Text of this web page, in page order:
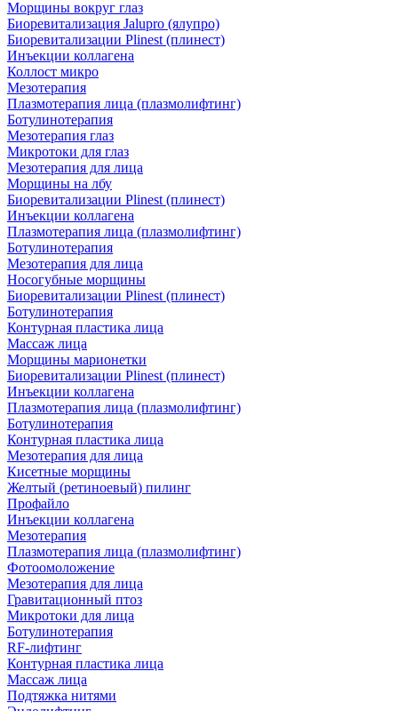
Морщины вокруг глаз
Биоревитализация Jalupro (ялупро)
Биоревитализации Plinest (плинест)
Инъекции коллагена
Коллост микро
Мезотерапия
Плазмотерапия лица (плазмолифтинг)
Ботулинотерапия
Мезотерапия глаз
Микротоки для глаз
Мезотерапия для лица
Морщины на лбу
Биоревитализации Plinest (плинест)
Инъекции коллагена
Плазмотерапия лица (плазмолифтинг)
Ботулинотерапия
Мезотерапия для лица
Носогубные морщины
Биоревитализации Plinest (плинест)
Ботулинотерапия
Контурная пластика лица
Массаж лица
Морщины марионетки
Биоревитализации Plinest (плинест)
Инъекции коллагена
Плазмотерапия лица (плазмолифтинг)
Ботулинотерапия
Контурная пластика лица
Мезотерапия для лица
Кисетные морщины
Желтый (ретиноевый) пилинг
Профайло
Инъекции коллагена
Мезотерапия
Плазмотерапия лица (плазмолифтинг)
Фотоомоложение
Мезотерапия для лица
Гравитационный птоз
Микротоки для лица
Ботулинотерапия
RF-лифтинг
Контурная пластика лица
Массаж лица
Подтяжка нитями